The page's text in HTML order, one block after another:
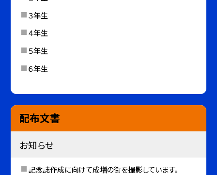
３年生
４年生
５年生
６年生
配布文書
お知らせ
記念誌作成に向けて成増の街を撮影しています。